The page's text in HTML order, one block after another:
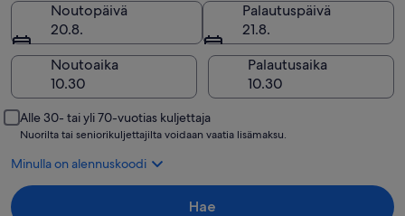
Noutopäivä
20.8.
Palautuspäivä
21.8.
Noutoaika
Palautusaika
Alle 30- tai yli 70-vuotias kuljettaja
Nuorilta tai seniorikuljettajilta voidaan vaatia lisämaksu.
Minulla on alennuskoodi
Hae